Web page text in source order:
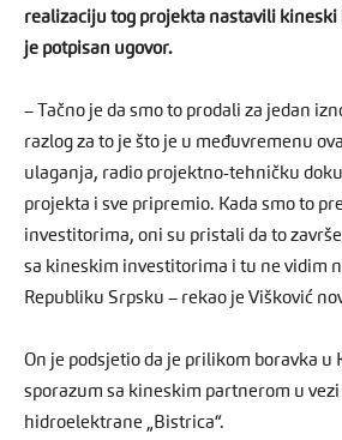
realizaciju tog projekta nastavili
je potpisan ugovor.
– Tačno je da smo to prodali za jedan
razlog za to je što je u međuvremenu
ulaganja, radio projektno-tehničku
projekta i sve pripremio. Kada smo to
investitorima, oni su pristali da to
sa kineskim investitorima i tu ne vidim
Republiku Srpsku – rekao je Višković
On je podsjetio da je prilikom boravka u
sporazum sa kineskim partnerom u
hidroelektrane „Bistrica“.